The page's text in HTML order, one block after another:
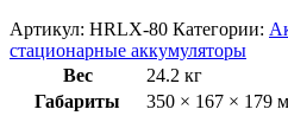
Артикул: HRLX-80 Категории:
стационарные аккумуляторы
Вес
24.2 кг
Габариты
350 × 167 × 179